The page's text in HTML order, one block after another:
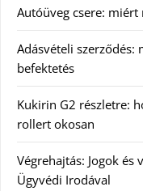
Autóüveg csere: miért
Adásvételi
befektetés
Kukirin G2 részletre:
rollert okosan
Végrehajtás: Jogok és
Ügyvédi Irodával